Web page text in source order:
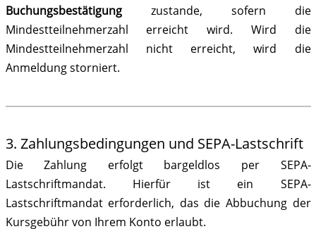
Buchungsbestätigungzustande, sofern die
Mindestteilnehmerzahl erreicht wird. Wird die
Mindestteilnehmerzahl nicht erreicht, wird die
Anmeldung storniert.
3. Zahlungsbedingungen und SEPA-Lastschrift
Die Zahlung erfolgt bargeldlos per SEPA-
Lastschriftmandat. Hierfür ist ein SEPA-
Lastschriftmandat erforderlich, das die Abbuchung der
Kursgebühr von Ihrem Konto erlaubt.